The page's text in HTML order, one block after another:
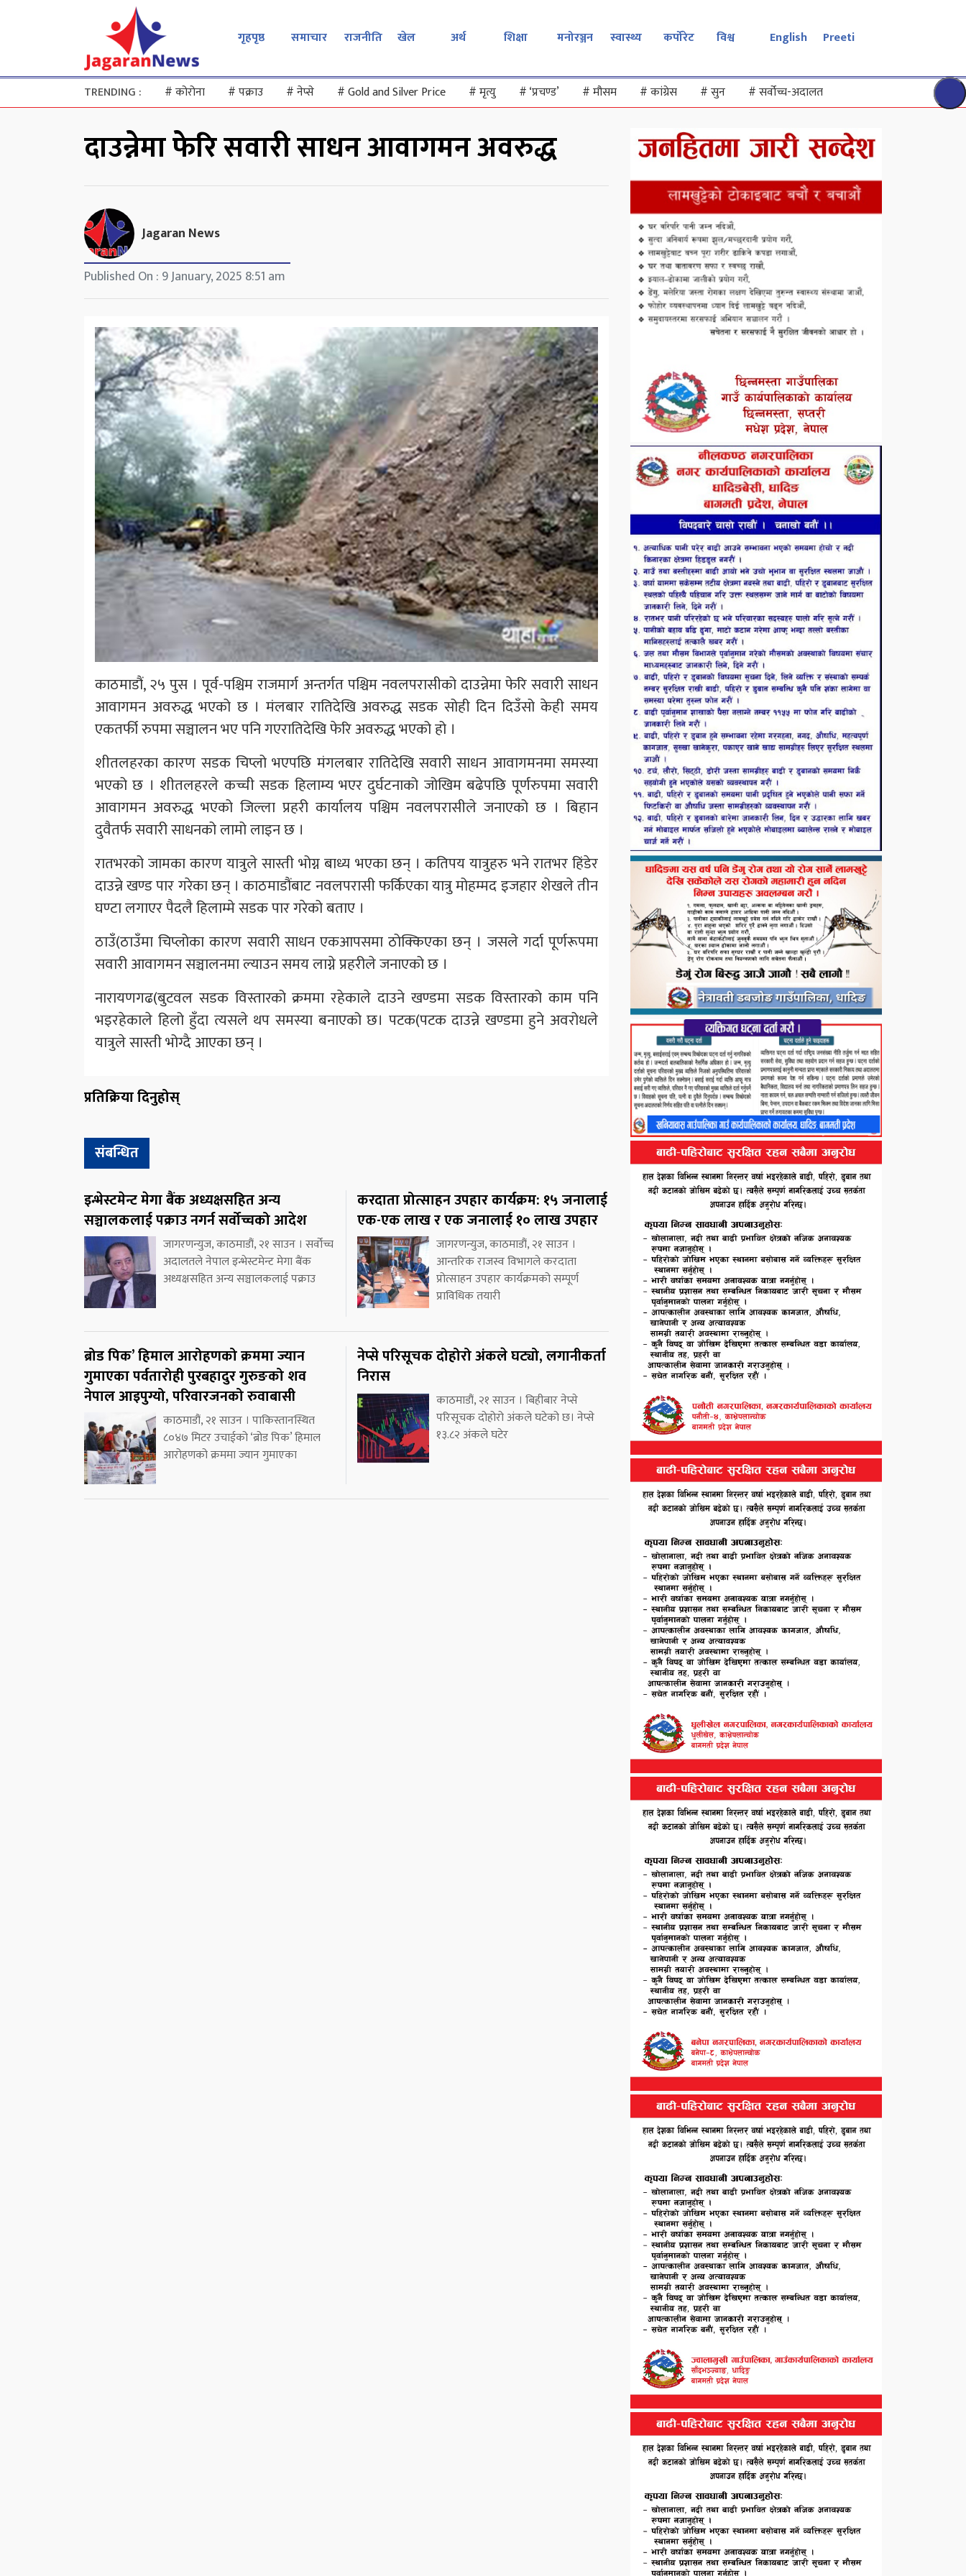
गृहपृष्ठ समाचार राजनीति खेल अर्थ शिक्षा मनोरञ्जन स्वास्थ्य कर्पोरेट विश्व English Preeti
TRENDING : #कोरोना #पक्राउ #नेप्से #Gold and Silver Price #मृत्यु #‘प्रचण्ड’ #मौसम #कांग्रेस #सुन #सर्वोच्च-अदालत
दाउन्नेमा फेरि सवारी साधन आवागमन अवरुद्ध
Jagaran News
Published On : 9 January, 2025 8:51 am
काठमाडौं, २५ पुस । पूर्व-पश्चिम राजमार्ग अन्तर्गत पश्चिम नवलपरासीको दाउन्नेमा फेरि सवारी साधन
आवागमन अवरुद्ध भएको छ । मंलबार रातिदेखि अवरुद्ध सडक सोही दिन दिउँसो केही समय
एकतर्फी रुपमा सञ्चालन भए पनि गएरातिदेखि फेरि अवरुद्ध भएको हो ।
शीतलहरका कारण सडक चिप्लो भएपछि मंगलबार रातिदेखि सवारी साधन आवागमनमा समस्या
भएको छ । शीतलहरले कच्ची सडक हिलाम्य भएर दुर्घटनाको जोखिम बढेपछि पूर्णरुपमा सवारी
आवागमन अवरुद्ध भएको जिल्ला प्रहरी कार्यालय पश्चिम नवलपरासीले जनाएको छ । बिहान
दुवैतर्फ सवारी साधनको लामो लाइन छ ।
रातभरको जामका कारण यात्रुले सास्ती भोग्न बाध्य भएका छन् । कतिपय यात्रुहरु भने रातभर हिंडेर
दाउन्ने खण्ड पार गरेका छन् । काठमाडौंबाट नवलपरासी फर्किएका यात्रु मोहम्मद इजहार शेखले तीन
घण्टा लगाएर पैदलै हिलाम्मे सडक पार गरेको बताए ।
ठाउँ(ठाउँमा चिप्लोका कारण सवारी साधन एकआपसमा ठोक्किएका छन् । जसले गर्दा पूर्णरूपमा
सवारी आवागमन सञ्चालनमा ल्याउन समय लाग्ने प्रहरीले जनाएको छ ।
नारायणगढ(बुटवल सडक विस्तारको क्रममा रहेकाले दाउने खण्डमा सडक विस्तारको काम पनि
भइरहेकाले हिलो हुँदा त्यसले थप समस्या बनाएको छ। पटक(पटक दाउन्ने खण्डमा हुने अवरोधले
यात्रुले सास्ती भोग्दै आएका छन् ।
प्रतिक्रिया दिनुहोस्
संबन्धित
इन्भेस्टमेन्ट मेगा बैंक अध्यक्षसहित अन्य
सञ्चालकलाई पक्राउ नगर्न सर्वोच्चको आदेश
जागरणन्युज, काठमाडौं, २१ साउन । सर्वोच्च
अदालतले नेपाल इन्भेस्टमेन्ट मेगा बैंक
अध्यक्षसहित अन्य सञ्चालकलाई पक्राउ
करदाता प्रोत्साहन उपहार कार्यक्रम: १५ जनालाई
एक-एक लाख र एक जनालाई १० लाख उपहार
जागरणन्युज, काठमाडौं, २१ साउन ।
आन्तरिक राजस्व विभागले करदाता
प्रोत्साहन उपहार कार्यक्रमको सम्पूर्ण
प्राविधिक तयारी
ब्रोड पिक’ हिमाल आरोहणको क्रममा ज्यान
गुमाएका पर्वतारोही पुरबहादुर गुरुङको शव
नेपाल आइपुग्यो, परिवारजनको रुवाबासी
काठमाडौं, २१ साउन । पाकिस्तानस्थित
८०४७ मिटर उचाईको ‘ब्रोड पिक’ हिमाल
आरोहणको क्रममा ज्यान गुमाएका
नेप्से परिसूचक दोहोरो अंकले घट्यो, लगानीकर्ता
निरास
काठमाडौं, २१ साउन । बिहीबार नेप्से
परिसूचक दोहोरो अंकले घटेको छ। नेप्से
१३.८२ अंकले घटेर